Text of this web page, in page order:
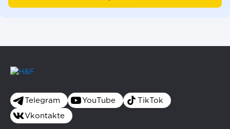
Telegram YouTube TikTok
Vkontakte